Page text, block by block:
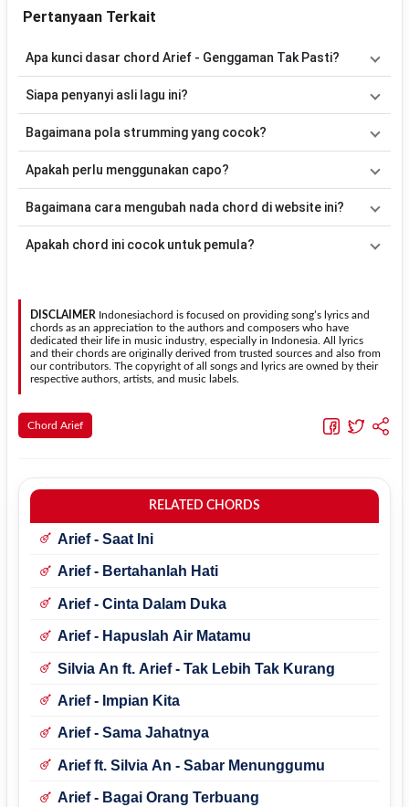
Pertanyaan Terkait
Apa kunci dasar chord Arief - Genggaman Tak Pasti?
Em, B, C, D, G. Versi chord ini telah disederhanakan sehingga lebih
memainkan lagu ini.
Siapa penyanyi asli lagu ini?
olehArief. Pada halaman ini tersedia versi chord gitar yang lebih
Bagaimana pola strumming yang cocok?
acuan, kamu dapat menggunakan pola
laguGenggaman Tak Pasti.
Apakah perlu menggunakan capo?
kunci dasarAm. Jika ingin mengikuti nada asli penyanyi, kamu
sesuai kebutuhan.
Bagaimana cara mengubah nada chord di website ini?
Transpose (bawah)untuk menurunkan nada. Seluruh chord akan
Apakah chord ini cocok untuk pemula?
dipelajari oleh pemula tanpa menghilangkan struktur dasar lagu.
DISCLAIMER Indonesiachord is focused on providing song’s lyrics and
chords as an appreciation to the authors and composers who have
dedicated their life in music industry, especially in Indonesia. All lyrics
and their chords are originally derived from trusted sources and also from
our contributors. The copyright of all songs and lyrics are owned by their
respective authors, artists, and music labels.
Chord Arief
RELATED CHORDS
Arief - Saat Ini
Arief - Bertahanlah Hati
Arief - Cinta Dalam Duka
Arief - Hapuslah Air Matamu
Silvia An ft. Arief - Tak Lebih Tak Kurang
Arief - Impian Kita
Arief - Sama Jahatnya
Arief ft. Silvia An - Sabar Menunggumu
Arief - Bagai Orang Terbuang